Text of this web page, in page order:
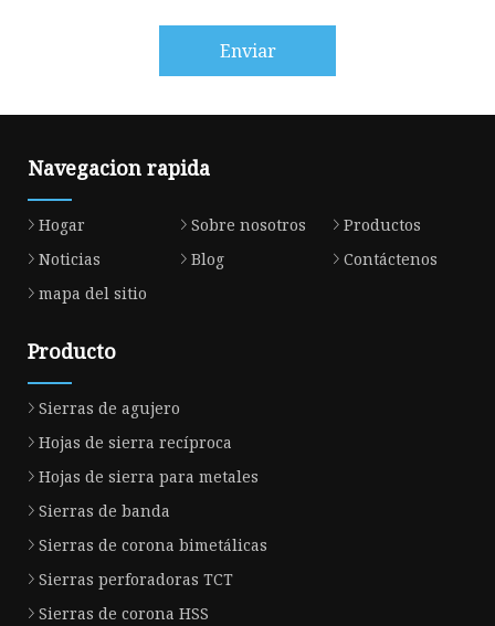
Enviar
Navegacion rapida
Hogar Sobre nosotros
Productos
Noticias
Blog
Contáctenos
mapa del sitio
Producto
Sierras de agujero
Hojas de sierra recíproca
Hojas de sierra para metales
Sierras de banda
Sierras de corona bimetálicas
Sierras perforadoras TCT
Sierras de corona HSS